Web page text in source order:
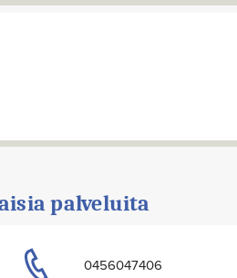
palveluita
0456047406